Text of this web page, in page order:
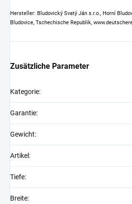
Hersteller: Bludovický Svatý Ján s.r.o., Horní
Bludovice, Tschechische Republik,
Zusätzliche Parameter
Kategorie:
Garantie:
Gewicht:
Artikel :
Tiefe:
Breite: